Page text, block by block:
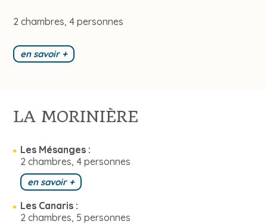
2 chambres, 4 personnes
en savoir +
LA MORINIÈRE
Les Mésanges :
2 chambres, 4 personnes
en savoir +
Les Canaris :
2 chambres, 5 personnes